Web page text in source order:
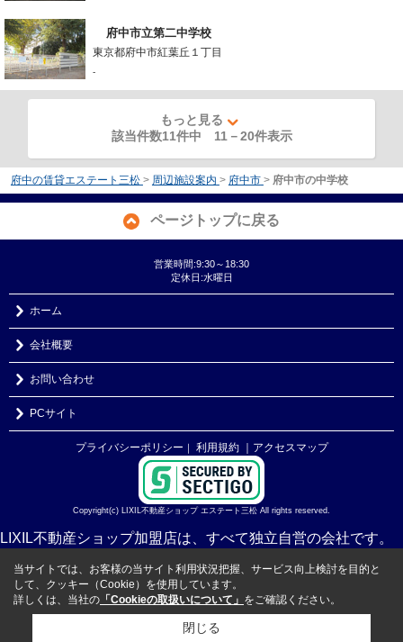
府中市立第二中学校
東京都府中市紅葉丘１丁目
-
もっと見る
該当件数11件中 11 －20件表示
府中の賃貸エステート三松 > 周辺施設案内 > 府中市 > 府中市の中学校
ページトップに戻る
営業時間:9:30～18:30
定休日:水曜日
ホーム
会社概要
お問い合わせ
PCサイト
プライバシーポリシー ｜ 利用規約 ｜アクセスマップ
Copyright(c) LIXIL不動産ショップ エステート三松 All rights reserved.
LIXIL不動産ショップ加盟店は、すべて独立自営の会社です。
当サイトでは、お客様の当サイト利用状況把握、サービス向上検討を目的と
して、クッキー（Cookie）を使用しています。
詳しくは、当社の 「Cookieの取扱いについて」 をご確認ください。
閉じる